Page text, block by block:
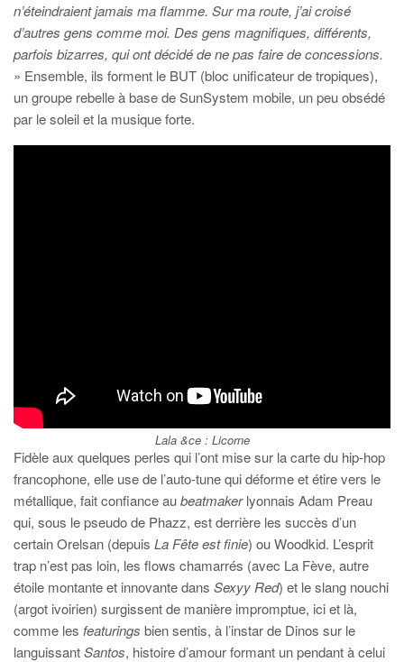
n’éteindraient jamais ma flamme. Sur ma route, j’ai croisé
d’autres gens comme moi. Des gens magnifiques, différents,
parfois bizarres, qui ont décidé de ne pas faire de concessions.
» Ensemble, ils forment le BUT (bloc unificateur de tropiques),
un groupe rebelle à base de SunSystem mobile, un peu obsédé
par le soleil et la musique forte.
Lala &ce : Licorne
Fidèle aux quelques perles qui l’ont mise sur la carte du hip-hop
francophone, elle use de l’auto-tune qui déforme et étire vers le
métallique, fait confiance aubeatmakerlyonnais Adam Preau
qui, sous le pseudo de Phazz, est derrière les succès d’un
certain Orelsan (depuis La Fête est finie) ou Woodkid. L’esprit
trap n’est pas loin, les flows chamarrés (avec La Fève, autre
étoile montante et innovante dans Sexyy Red) et le slang nouchi
(argot ivoirien) surgissent de manière impromptue, ici et là,
comme les featurings bien sentis, à l’instar de Dinos sur le
languissantSantos, histoire d’amour formant un pendant à celui